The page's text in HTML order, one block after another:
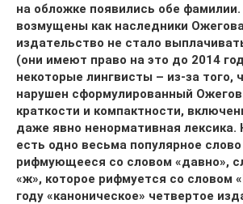
на обложке появились обе
возмущены как наследники
издательство не стало
(они имеют право на это до 2014
некоторые лингвисты – из-за того,
нарушен сформулированный
краткости и компактности,
даже явно ненормативная лексика.
есть одно весьма популярное слово
рифмующееся со словом «давно»,
«ж», которое рифмуется со словом
году «каноническое» четвертое